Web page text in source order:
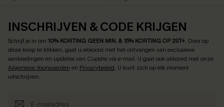
INSCHRIJVEN & CODE KRIJGEN
Schrijf je in om 10% KORTING GEEN MIN. & 15% KORTING OP 2ST+. Door op
deze knop te klikken, gaat u akkoord met het ontvangen van exclusieve
aanbiedingen en updates van Cupshe via e-mail. U gaat ook akkoord met onze
Algemene Voorwaarden en Privacybeleid. U kunt zich op elk moment
uitschrijven.